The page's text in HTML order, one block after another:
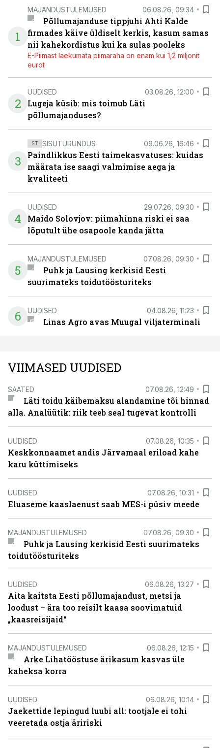
1
MAJANDUSTULEMUSED 06.08.26, 09:34
Põllumajanduse tippjuhi Ahti Kalde
firmades käive üldiselt kerkis, kasum samas
nii kahekordistus kui ka sulas pooleks
E-Piimast laekumata piimaraha on enam kui 1,2 miljonit
eurot
2
UUDISED 03.08.26, 12:00
Lugeja küsib: mis toimub Läti
põllumajanduses?
3
ST SISUTURUNDUS 09.06.26, 16:46
Paindlikkus Eesti taimekasvatuses: kuidas
määrata ise saagi valmimise aega ja
kvaliteeti
4
UUDISED 29.07.26, 09:30
Maido Solovjov: piimahinna riski ei saa
lõputult ühe osapoole kanda jätta
5
MAJANDUSTULEMUSED 07.08.26, 09:30
Puhk ja Lausing kerkisid Eesti
suurimateks toidutöösturiteks
6 UUDISED 04.08.26, 11:23
Linas Agro avas Muugal viljaterminali
VIIMASED UUDISED
SAATED 07.08.26, 12:49
Läti toidu käibemaksu alandamine tõi hinnad
alla. Analüütik: riik teeb seal tugevat kontrolli
UUDISED 07.08.26, 10:35
Keskkonnaamet andis Järvamaal eriload kahe
karu küttimiseks
UUDISED 07.08.26, 10:31
Eluaseme kaaslaenust saab MES-i püsiv meede
MAJANDUSTULEMUSED 07.08.26, 09:30
Puhk ja Lausing kerkisid Eesti suurimateks
toidutöösturiteks
UUDISED 06.08.26, 13:27
Aita kaitsta Eesti põllumajandust, metsi ja
loodust – ära too reisilt kaasa soovimatuid
„kaasreisijaid“
MAJANDUSTULEMUSED 06.08.26, 12:15
Arke Lihatööstuse ärikasum kasvas üle
kaheksa korra
UUDISED 06.08.26, 10:14
Jaekettide lepingud luubi all: tootjale ei tohi
veeretada ostja äririski